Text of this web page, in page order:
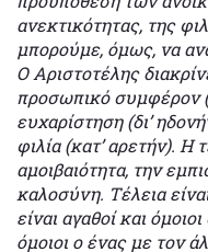
ανεκτικότητας, της
μπορούμε, όμως, να
Ο Αριστοτέλης
προσωπικό συμφέρον
ευχαρίστηση (δι’
φιλία (κατ’ αρετήν). Η
αμοιβαιότητα, την
καλοσύνη. Τέλεια
είναι αγαθοί και
όμοιοι ο ένας με τον